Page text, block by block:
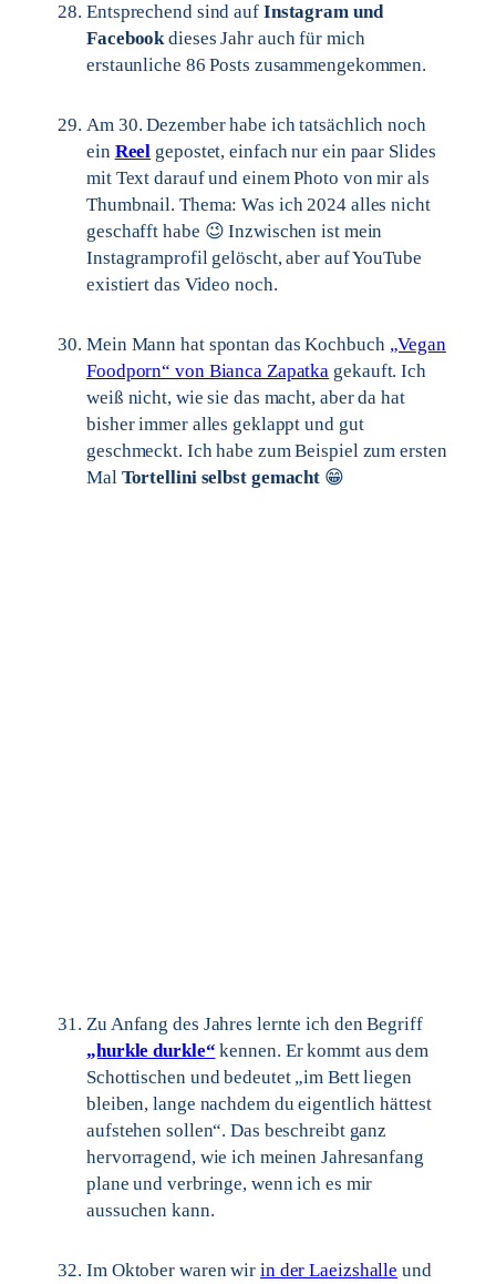
Entsprechend sind auf Instagram und
Facebookdieses Jahr auch für mich
erstaunliche 86 Posts zusammengekommen.
Am 30. Dezember habe ich tatsächlich noch
ein Reel gepostet, einfach nur ein paar Slides
mit Text darauf und einem Photo von mir als
Thumbnail. Thema: Was ich 2024 alles nicht
geschafft habe 😉 Inzwischen ist mein
Instagramprofil gelöscht, aber auf YouTube
existiert das Video noch.
Mein Mann hat spontan das Kochbuch „Vegan
Foodporn“ von Bianca Zapatka gekauft. Ich
weiß nicht, wie sie das macht, aber da hat
bisher immer alles geklappt und gut
geschmeckt. Ich habe zum Beispiel zum ersten
Mal Tortellini selbst gemacht 😁
Zu Anfang des Jahres lernte ich den Begriff
„hurkle durkle“ kennen. Er kommt aus dem
Schottischen und bedeutet „im Bett liegen
bleiben, lange nachdem du eigentlich hättest
aufstehen sollen“. Das beschreibt ganz
hervorragend, wie ich meinen Jahresanfang
plane und verbringe, wenn ich es mir
aussuchen kann.
Im Oktober waren wir in der Laeizshalle und